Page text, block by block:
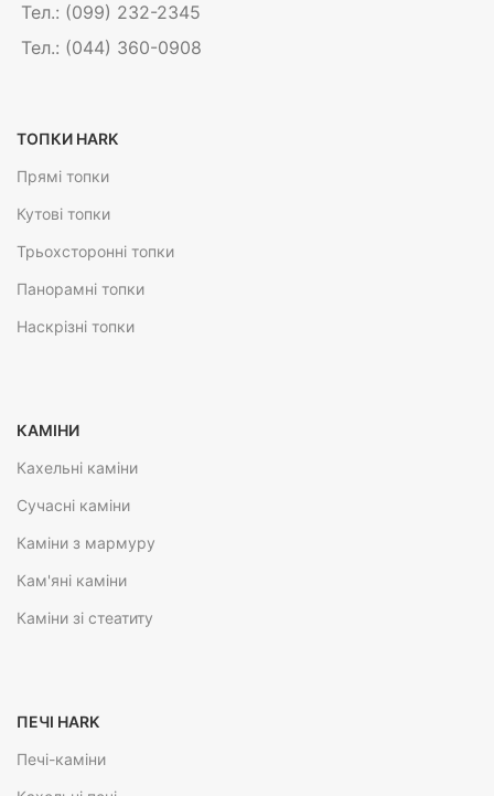
Тел.: (099) 232-2345
Тел.: (044) 360-0908
ТОПКИ HARK
Прямі топки
Кутові топки
Трьохсторонні топки
Панорамні топки
Наскрізні топки
КАМІНИ
Кахельні каміни
Сучасні каміни
Каміни з мармуру
Кам'яні каміни
Каміни зі стеатиту
ПЕЧІ HARK
Печі-каміни